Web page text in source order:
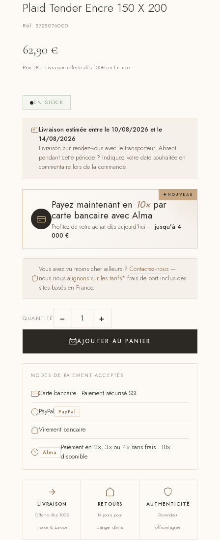
Plaid Tender Encre 150 X 200
Réf. 5725076000
62,90 €
Prix TTC · Livraison offerte dès 100€ en France
EN STOCK
Livraison estimée entre le 10/08/2026 et le
14/08/2026
Livraison sur rendez-vous avec le transporteur. Absent
pendant cette période ? Indiquez votre date souhaitée en
commentaire lors de la commande.
NOUVEAU
Payez maintenant en 10×par
carte bancaire avec Alma
Profitez de votre achat dès aujourd'hui —jusqu'à 4
000 €
Vous avez vu moins cher ailleurs ?Contactez-nous —
nous nousalignons sur les tarifs* frais de port inclus des
sites basés en France.
QUANTITÉ − +
AJOUTER AU PANIER
MODES DE PAIEMENT ACCEPTÉS
Carte bancaire · Paiement sécurisé SSL
PayPal PayPal
Virement bancaire
Alma
Paiement en 2×, 3× ou 4× sans frais · 10×
disponible
LIVRAISON
Offerte dès 100€
France & Europe
RETOURS
14 jours pour
changer d'avis
AUTHENTICITÉ
Revendeur
officiel agréé